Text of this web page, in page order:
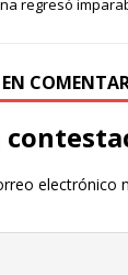
regresó
EN
electrónico